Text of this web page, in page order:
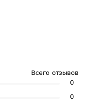
Всего отзывов
0
0